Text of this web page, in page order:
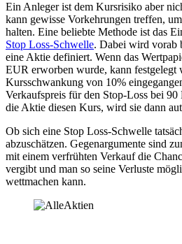
Ein Anleger ist dem Kursrisiko aber
kann gewisse Vorkehrungen treffen,
halten. Eine beliebte Methode ist das
Stop Loss-Schwelle. Dabei wird vorab
eine Aktie definiert. Wenn das
EUR erworben wurde, kann festgelegt
Kursschwankung von 10%
Verkaufspreis für den Stop-Loss bei
die Aktie diesen Kurs, wird sie dann
Ob sich eine Stop Loss-Schwelle
abzuschätzen. Gegenargumente sind
mit einem verfrühten Verkauf die
vergibt und man so seine Verluste
wettmachen kann.